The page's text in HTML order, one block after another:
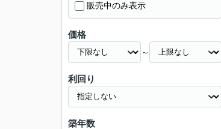
販売中のみ表示
価格
～
利回り
築年数